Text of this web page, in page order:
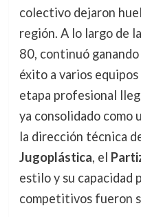
colectivo dejaron
región. A lo largo de
80, continuó
éxito a varios
etapa profesional
ya consolidado como
la dirección técnica
Jugoplástica, el
estilo y su capacidad
competitivos fueron